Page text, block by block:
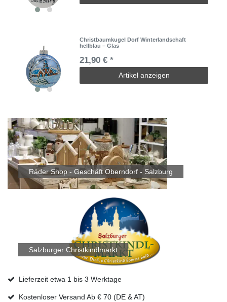
Christbaumkugel Dorf Winterlandschaft
hellblau – Glas
21,90 € *
Artikel anzeigen
Räder Shop - Geschäft Oberndorf - Salzburg
Salzburger Christkindlmarkt
Lieferzeit etwa 1 bis 3 Werktage
Kostenloser Versand Ab € 70 (DE & AT)